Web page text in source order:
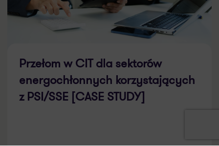
Przełom w CIT dla sektorów
energochłonnych korzystających
z PSI/SSE [CASE STUDY]